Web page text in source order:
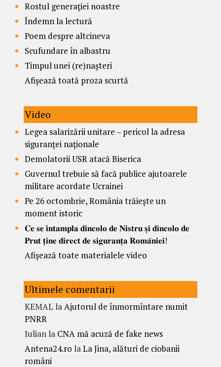
Rostul generației noastre
Îndemn la lectură
Poem despre altcineva
Scufundare în albastru
Timpul unei (re)nașteri
Afișează toată proza scurtă
Video
Legea salarizării unitare – pericol la adresa
siguranței naționale
Demolatorii USR atacă Biserica
Guvernul trebuie să facă publice ajutoarele
militare acordate Ucrainei
Pe 26 octombrie, România trăiește un
moment istoric
𝐂𝐞 𝐬𝐞 𝐢𝐧𝐭𝐚𝐦𝐩𝐥𝐚 𝐝𝐢𝐧𝐜𝐨𝐥𝐨 𝐝𝐞 𝐍𝐢𝐬𝐭𝐫𝐮 𝐬̦𝐢 𝐝𝐢𝐧𝐜𝐨𝐥𝐨 𝐝𝐞
𝐏𝐫𝐮𝐭 𝐭̦𝐢𝐧𝐞 𝐝𝐢𝐫𝐞𝐜𝐭 𝐝𝐞 𝐬𝐢𝐠𝐮𝐫𝐚𝐧𝐭̦𝐚 𝐑𝐨𝐦𝐚̂𝐧𝐢𝐞𝐢!
Afișează toate materialele video
Ultimele comentarii
KEMAL laAjutorul de înmormîntare numit
PNRR
Iulianla CNA mă acuză de fake news
Antena24.ro laLa Jina, alături de ciobanii
români